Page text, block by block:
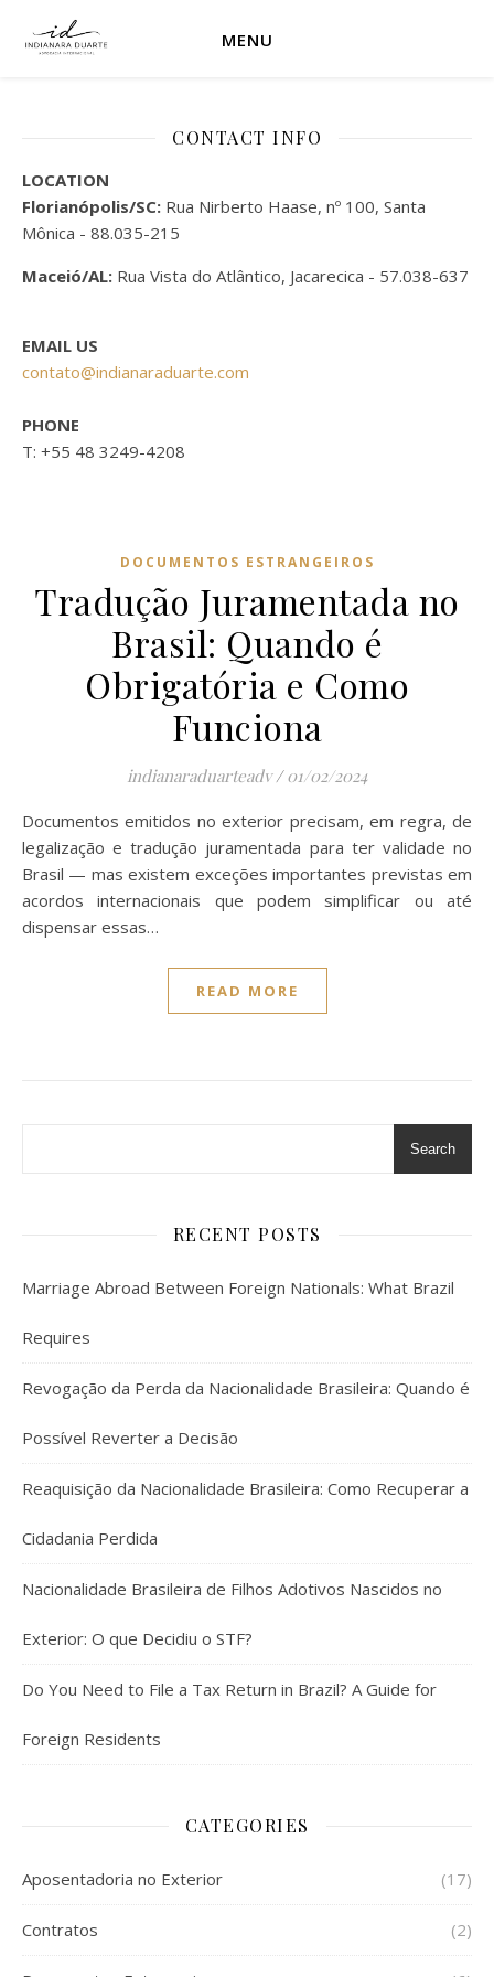
MENU
CONTACT INFO
LOCATION
Florianópolis/SC: Rua Nirberto Haase, nº 100, Santa
Mônica - 88.035-215
Maceió/AL: Rua Vista do Atlântico, Jacarecica - 57.038-637
EMAIL US
contato@indianaraduarte.com
PHONE
T: +55 48 3249-4208
DOCUMENTOS ESTRANGEIROS
Tradução Juramentada no
Brasil: Quando é
Obrigatória e Como
Funciona
indianaraduarteadv / 01/02/2024
Documentos emitidos no exterior precisam, em regra, de
legalização e tradução juramentada para ter validade no
Brasil — mas existem exceções importantes previstas em
acordos internacionais que podem simplificar ou até
dispensar essas…
READ MORE
Search
RECENT POSTS
Marriage Abroad Between Foreign Nationals: What Brazil
Requires
Revogação da Perda da Nacionalidade Brasileira: Quando é
Possível Reverter a Decisão
Reaquisição da Nacionalidade Brasileira: Como Recuperar a
Cidadania Perdida
Nacionalidade Brasileira de Filhos Adotivos Nascidos no
Exterior: O que Decidiu o STF?
Do You Need to File a Tax Return in Brazil? A Guide for
Foreign Residents
CATEGORIES
Aposentadoria no Exterior (17)
Contratos (2)